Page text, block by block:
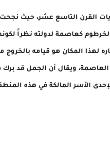
القرن التاسع عشر، حيث
كعاصمة لدولته نظراً
لهذا المكان هو قيامه
ويقال أن الجمل قد برك
الأسر المالكة في هذه